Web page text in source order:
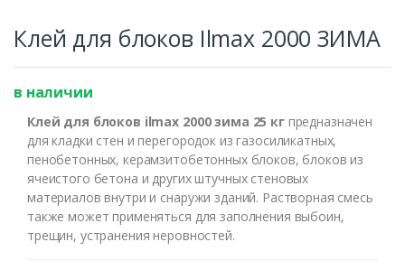
Клей для блоков Ilmax 2000 ЗИМА
в наличии
Клей для блоков ilmax 2000 зима 25 кг предназначен
для кладки стен и перегородок из газосиликатных,
пенобетонных, керамзитобетонных блоков, блоков из
ячеистого бетона и других штучных стеновых
материалов внутри и снаружи зданий. Растворная смесь
также может применяться для заполнения выбоин,
трещин, устранения неровностей.